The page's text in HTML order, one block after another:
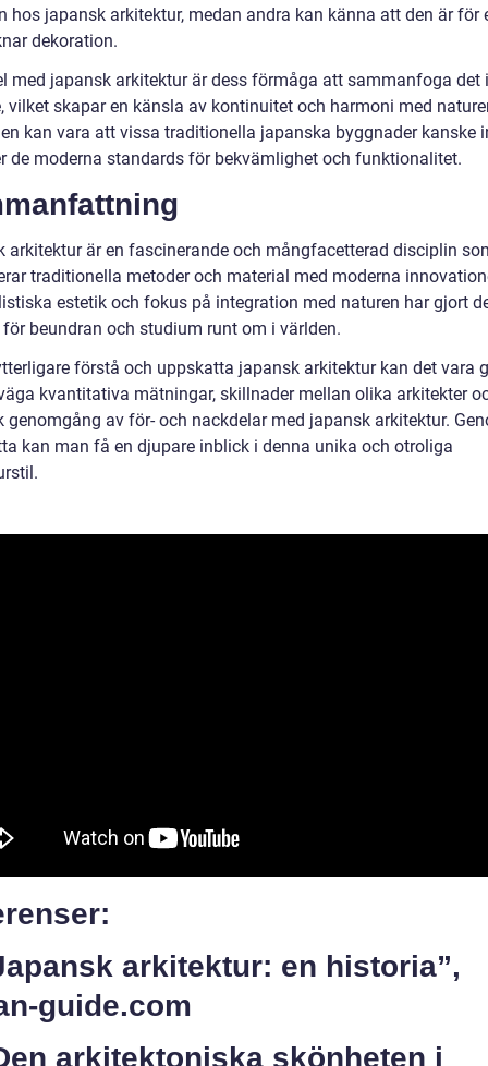
hos japansk arkitektur, medan andra kan känna att den är för
dekoration.
med japansk arkitektur är dess förmåga att sammanfoga det
vilket skapar en känsla av kontinuitet och harmoni med
kan vara att vissa traditionella japanska byggnader kanske
de moderna standards för bekvämlighet och funktionalitet.
arkitektur är en fascinerande och mångfacetterad disciplin
traditionella metoder och material med moderna
estetik och fokus på integration med naturen har gjort
beundran och studium runt om i världen.
förstå och uppskatta japansk arkitektur kan det vara
kvantitativa mätningar, skillnader mellan olika arkitekter
genomgång av för- och nackdelar med japansk arkitektur.
kan man få en djupare inblick i denna unika och otroliga
arkitektur: en historia”,
guide.com
arkitektoniska skönheten i